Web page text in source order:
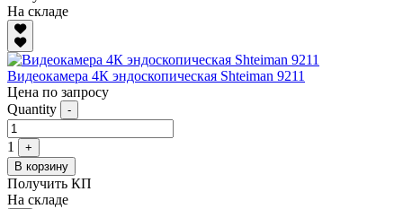
На складе
Видеокамера 4К эндоскопическая Shteiman 9211
Цена по запросу
Quantity
-
1
+
В корзину
Получить КП
На складе